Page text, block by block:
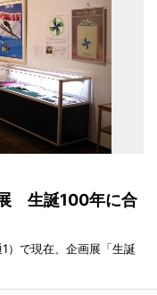
生誕100年に合
）で現在、企画展「生誕